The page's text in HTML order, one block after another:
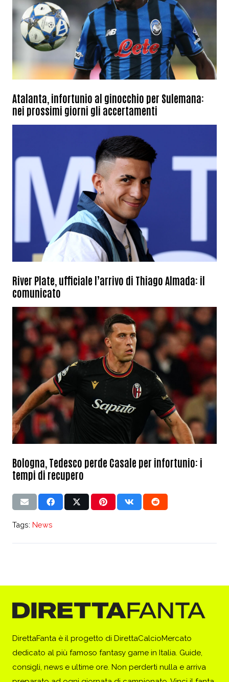
Atalanta, infortunio al ginocchio per Sulemana:
nei prossimi giorni gli accertamenti
River Plate, ufficiale l’arrivo di Thiago Almada: il
comunicato
Bologna, Tedesco perde Casale per infortunio: i
tempi di recupero
Tags: News
DirettaFanta è il progetto di DirettaCalcioMercato
dedicato al più famoso fantasy game in Italia. Guide,
consigli, news e ultime ore. Non perderti nulla e arriva